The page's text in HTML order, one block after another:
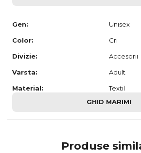
Gen: Unisex
Color: Gri
Divizie: Accesorii
Varsta: Adult
Material:
Textil
GHID MARIMI
Produse